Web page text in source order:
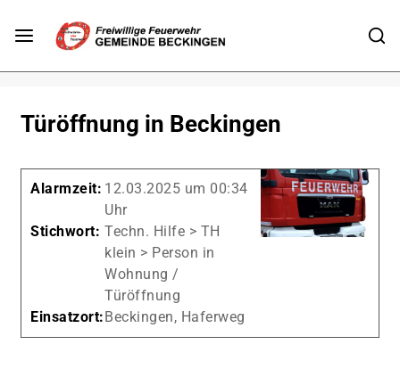
Türöffnung in Beckingen
Alarmzeit: 12.03.2025 um 00:34
Uhr
Stichwort: Techn. Hilfe > TH
klein > Person in
Wohnung /
Türöffnung
Einsatzort:Beckingen, Haferweg